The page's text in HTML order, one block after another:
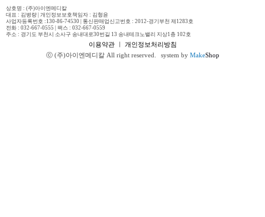
상호명 : (주)아이엔메디칼
대표 : 김병량 | 개인정보보호책임자 : 김형윤
사업자등록번호 :130-86-74530 | 통신판매업신고번호 : 2012-경기부천 제1283호
전화 : 032-667-0555 | 팩스 : 032-667-0559
주소 : 경기도 부천시 소사구 송내대로30번길 13 송내테크노밸리 지상1층 102호
이용약관ㅣ 개인정보처리방침
ⓒ (주)아이엔메디칼 All right reserved.
system by MakeShop